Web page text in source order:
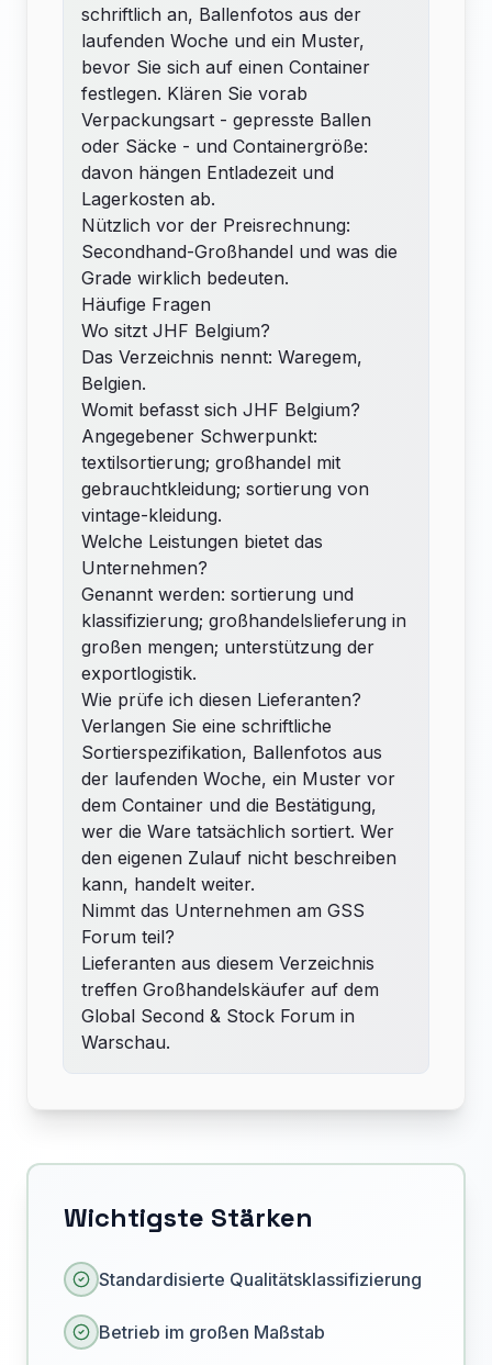
schriftlich an, Ballenfotos aus der
laufenden Woche und ein Muster,
bevor Sie sich auf einen Container
festlegen. Klären Sie vorab
Verpackungsart - gepresste Ballen
oder Säcke - und Containergröße:
davon hängen Entladezeit und
Lagerkosten ab.
Nützlich vor der Preisrechnung:
Secondhand-Großhandel und was die
Grade wirklich bedeuten.
Häufige Fragen
Wo sitzt JHF Belgium?
Das Verzeichnis nennt: Waregem,
Belgien.
Womit befasst sich JHF Belgium?
Angegebener Schwerpunkt:
textilsortierung; großhandel mit
gebrauchtkleidung; sortierung von
vintage-kleidung.
Welche Leistungen bietet das
Unternehmen?
Genannt werden: sortierung und
klassifizierung; großhandelslieferung in
großen mengen; unterstützung der
exportlogistik.
Wie prüfe ich diesen Lieferanten?
Verlangen Sie eine schriftliche
Sortierspezifikation, Ballenfotos aus
der laufenden Woche, ein Muster vor
dem Container und die Bestätigung,
wer die Ware tatsächlich sortiert. Wer
den eigenen Zulauf nicht beschreiben
kann, handelt weiter.
Nimmt das Unternehmen am GSS
Forum teil?
Lieferanten aus diesem Verzeichnis
treffen Großhandelskäufer auf dem
Global Second & Stock Forum in
Warschau.
Wichtigste Stärken
Standardisierte Qualitätsklassifizierung
Betrieb im großen Maßstab